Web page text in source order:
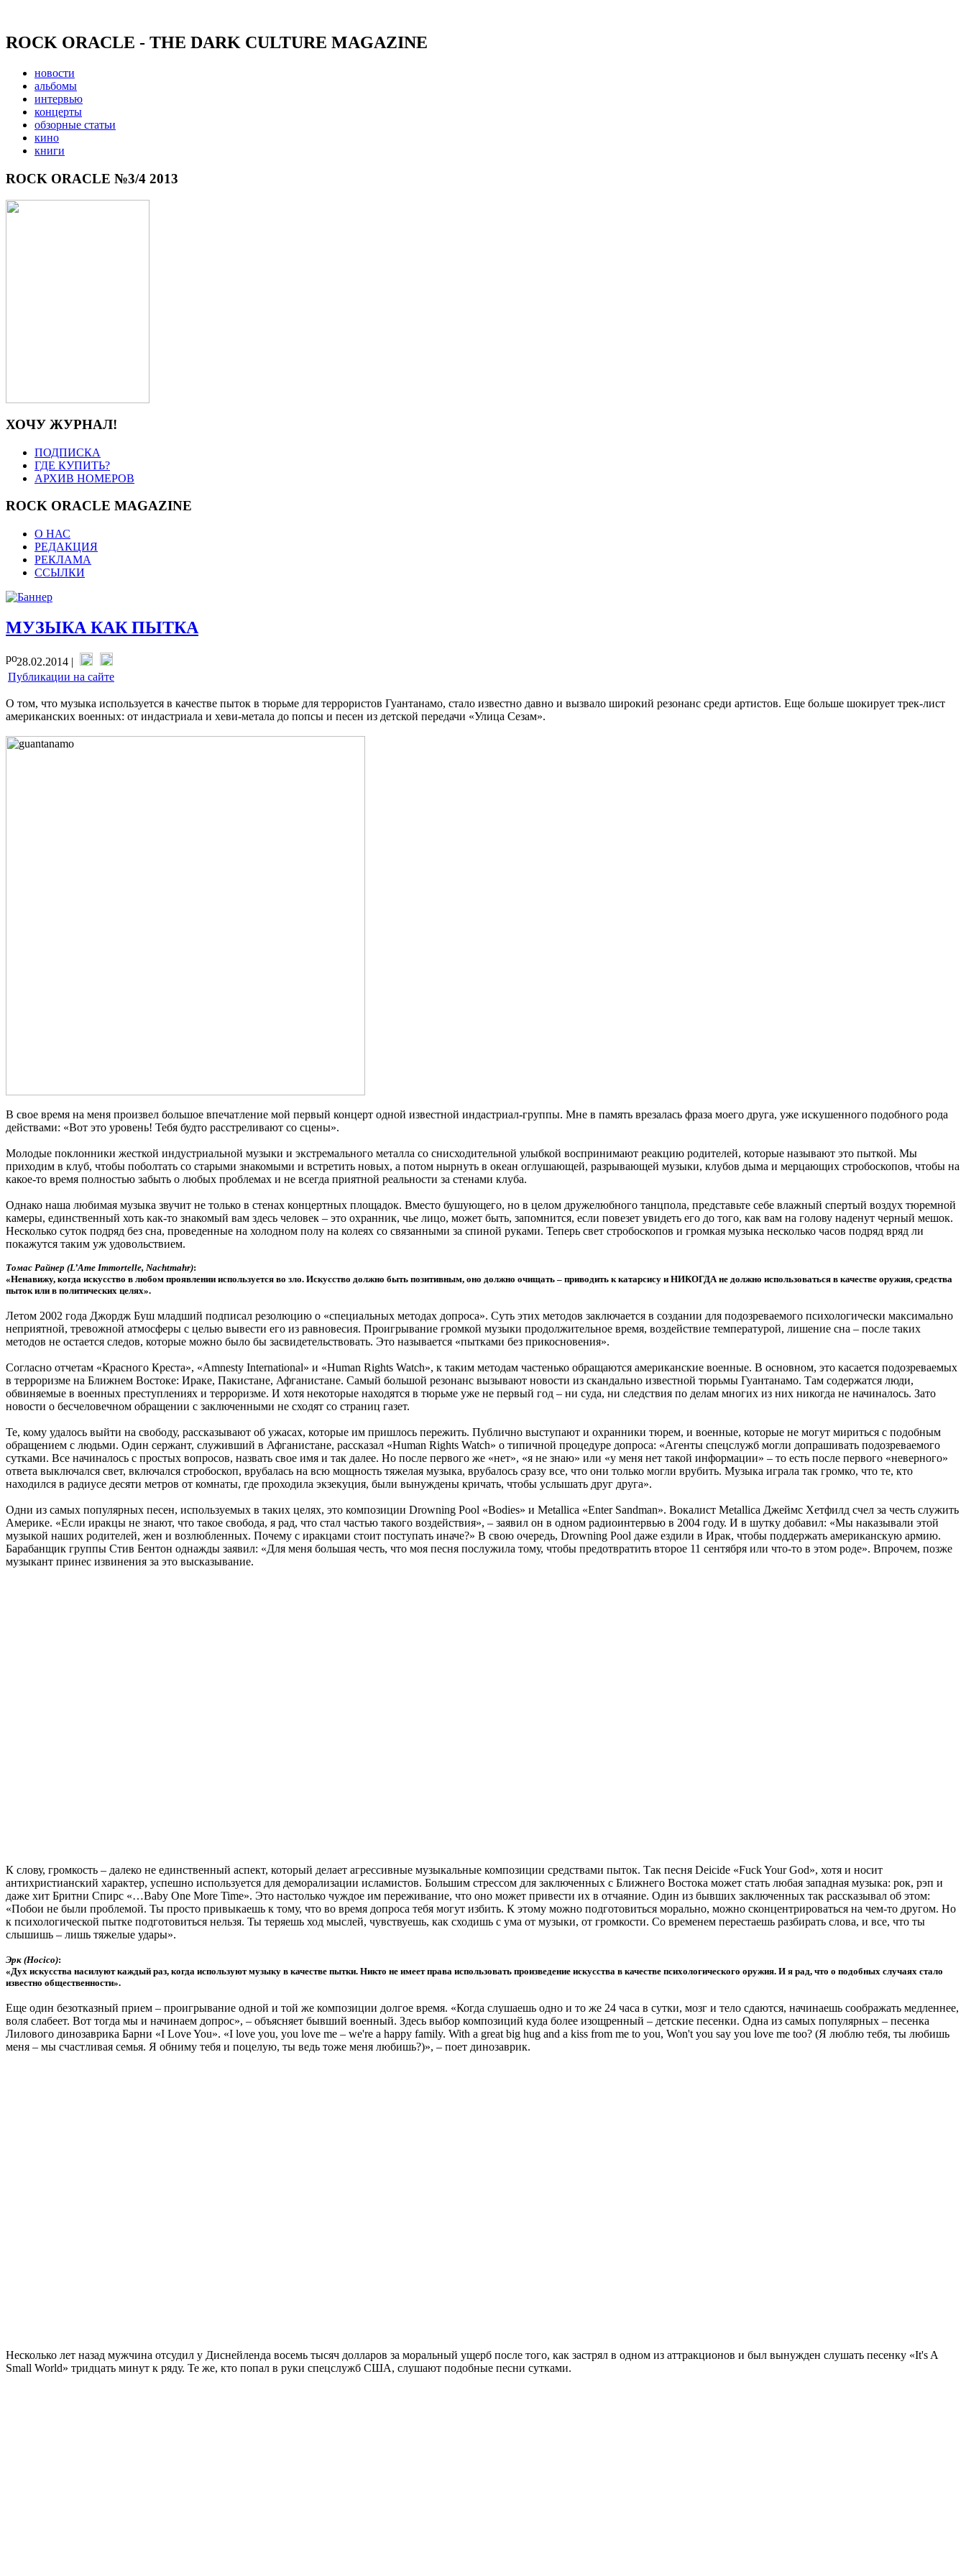
ROCK ORACLE - THE DARK CULTURE MAGAZINE
новости
альбомы
интервью
концерты
обзорные статьи
кино
книги
ROCK ORACLE №3/4 2013
ХОЧУ ЖУРНАЛ!
ПОДПИСКА
ГДЕ КУПИТЬ?
АРХИВ НОМЕРОВ
ROCK ORACLE MAGAZINE
О НАС
РЕДАКЦИЯ
РЕКЛАМА
ССЫЛКИ
МУЗЫКА КАК ПЫТКА
28.02.2014 |
Публикации на сайте
О том, что музыка используется в качестве пыток в тюрьме для террористов Гуантанамо, стало известно давно и вызвало широкий резонанс среди артистов. Еще больше шокирует трек-лист
американских военных: от индастриала и хеви-метала до попсы и песен из детской передачи «Улица Сезам».
В свое время на меня произвел большое впечатление мой первый концерт одной известной индастриал-группы. Мне в память врезалась фраза моего друга, уже искушенного подобного рода
действами: «Вот это уровень! Тебя будто расстреливают со сцены».
Молодые поклонники жесткой индустриальной музыки и экстремального металла со снисходительной улыбкой воспринимают реакцию родителей, которые называют это пыткой. Мы
приходим в клуб, чтобы поболтать со старыми знакомыми и встретить новых, а потом нырнуть в океан оглушающей, разрывающей музыки, клубов дыма и мерцающих стробоскопов, чтобы на
какое-то время полностью забыть о любых проблемах и не всегда приятной реальности за стенами клуба.
Однако наша любимая музыка звучит не только в стенах концертных площадок. Вместо бушующего, но в целом дружелюбного танцпола, представьте себе влажный спертый воздух тюремной
камеры, единственный хоть как-то знакомый вам здесь человек – это охранник, чье лицо, может быть, запомнится, если повезет увидеть его до того, как вам на голову наденут черный мешок.
Несколько суток подряд без сна, проведенные на холодном полу на колеях со связанными за спиной руками. Теперь свет стробоскопов и громкая музыка несколько часов подряд вряд ли
покажутся таким уж удовольствием.
Томас Райнер (L’Ame Immortelle, Nachtmahr):
«Ненавижу, когда искусство в любом проявлении используется во зло. Искусство должно быть позитивным, оно должно очищать – приводить к катарсису и НИКОГДА не должно использоваться в качестве оружия, средства
пыток или в политических целях».
Летом 2002 года Джордж Буш младший подписал резолюцию о «специальных методах допроса». Суть этих методов заключается в создании для подозреваемого психологически максимально
неприятной, тревожной атмосферы с целью вывести его из равновесия. Проигрывание громкой музыки продолжительное время, воздействие температурой, лишение сна – после таких
методов не остается следов, которые можно было бы засвидетельствовать. Это называется «пытками без прикосновения».
Согласно отчетам «Красного Креста», «Amnesty International» и «Human Rights Watch», к таким методам частенько обращаются американские военные. В основном, это касается подозреваемых
в терроризме на Ближнем Востоке: Ираке, Пакистане, Афганистане. Самый большой резонанс вызывают новости из скандально известной тюрьмы Гуантанамо. Там содержатся люди,
обвиняемые в военных преступлениях и терроризме. И хотя некоторые находятся в тюрьме уже не первый год – ни суда, ни следствия по делам многих из них никогда не начиналось. Зато
новости о бесчеловечном обращении с заключенными не сходят со страниц газет.
Те, кому удалось выйти на свободу, рассказывают об ужасах, которые им пришлось пережить. Публично выступают и охранники тюрем, и военные, которые не могут мириться с подобным
обращением с людьми. Один сержант, служивший в Афганистане, рассказал «Human Rights Watch» о типичной процедуре допроса: «Агенты спецслужб могли допрашивать подозреваемого
сутками. Все начиналось с простых вопросов, назвать свое имя и так далее. Но после первого же «нет», «я не знаю» или «у меня нет такой информации» – то есть после первого «неверного»
ответа выключался свет, включался стробоскоп, врубалась на всю мощность тяжелая музыка, врубалось сразу все, что они только могли врубить. Музыка играла так громко, что те, кто
находился в радиусе десяти метров от комнаты, где проходила экзекуция, были вынуждены кричать, чтобы услышать друг друга».
Одни из самых популярных песен, используемых в таких целях, это композиции Drowning Pool «Bodies» и Metallica «Enter Sandman». Вокалист Metallica Джеймс Хетфилд счел за честь служить
Америке. «Если иракцы не знают, что такое свобода, я рад, что стал частью такого воздействия», – заявил он в одном радиоинтервью в 2004 году. И в шутку добавил: «Мы наказывали этой
музыкой наших родителей, жен и возлюбленных. Почему с иракцами стоит поступать иначе?» В свою очередь, Drowning Pool даже ездили в Ирак, чтобы поддержать американскую армию.
Барабанщик группы Стив Бентон однажды заявил: «Для меня большая честь, что моя песня послужила тому, чтобы предотвратить второе 11 сентября или что-то в этом роде». Впрочем, позже
музыкант принес извинения за это высказывание.
К слову, громкость – далеко не единственный аспект, который делает агрессивные музыкальные композиции средствами пыток. Так песня Deicide «Fuck Your God», хотя и носит
антихристианский характер, успешно используется для деморализации исламистов. Большим стрессом для заключенных с Ближнего Востока может стать любая западная музыка: рок, рэп и
даже хит Бритни Спирс «…Baby One More Time». Это настолько чуждое им переживание, что оно может привести их в отчаяние. Один из бывших заключенных так рассказывал об этом:
«Побои не были проблемой. Ты просто привыкаешь к тому, что во время допроса тебя могут избить. К этому можно подготовиться морально, можно сконцентрироваться на чем-то другом. Но
к психологической пытке подготовиться нельзя. Ты теряешь ход мыслей, чувствуешь, как сходишь с ума от музыки, от громкости. Со временем перестаешь разбирать слова, и все, что ты
слышишь – лишь тяжелые удары».
Эрк (Hocico):
«Дух искусства насилуют каждый раз, когда используют музыку в качестве пытки. Никто не имеет права использовать произведение искусства в качестве психологического оружия. И я рад, что о подобных случаях стало
известно общественности».
Еще один безотказный прием – проигрывание одной и той же композиции долгое время. «Когда слушаешь одно и то же 24 часа в сутки, мозг и тело сдаются, начинаешь соображать медленнее,
воля слабеет. Вот тогда мы и начинаем допрос», – объясняет бывший военный. Здесь выбор композиций куда более изощренный – детские песенки. Одна из самых популярных – песенка
Лилового динозаврика Барни «I Love You». «I love you, you love me – we're a happy family. With a great big hug and a kiss from me to you, Won't you say you love me too? (Я люблю тебя, ты любишь
меня – мы счастливая семья. Я обниму тебя и поцелую, ты ведь тоже меня любишь?)», – поет динозаврик.
Несколько лет назад мужчина отсудил у Диснейленда восемь тысяч долларов за моральный ущерб после того, как застрял в одном из аттракционов и был вынужден слушать песенку «It's A
Small World» тридцать минут к ряду. Те же, кто попал в руки спецслужб США, слушают подобные песни сутками.